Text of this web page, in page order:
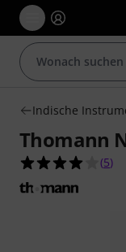
Indische
Thomann
4.0
(5)